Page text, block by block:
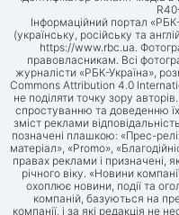
Інформаційний портал
(українську, російську та
https://www.rbc.ua.
правовласникам. Всі
журналісти «РБК-Україна»,
Commons Attribution 4.0
не поділяти точку зору
спростуванню та доведенню
зміст реклами
позначені плашкою: «Прес-
матеріал», «Promo»,
правах реклами і призначені,
річного віку. «Новини
охоплює новини, події та
компаній, базуються на
компанії, і за які редакція не